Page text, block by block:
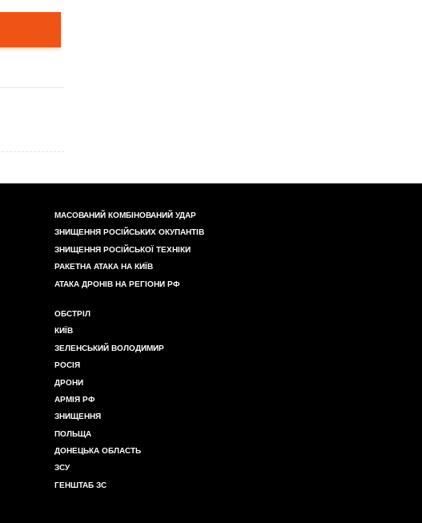
МАСОВАНИЙ КОМБІНОВАНИЙ УДАР
ЗНИЩЕННЯ РОСІЙСЬКИХ ОКУПАНТІВ
ЗНИЩЕННЯ РОСІЙСЬКОЇ ТЕХНІКИ
РАКЕТНА АТАКА НА КИЇВ
АТАКА ДРОНІВ НА РЕГІОНИ РФ
ОБСТРІЛ
КИЇВ
ЗЕЛЕНСЬКИЙ ВОЛОДИМИР
РОСІЯ
ДРОНИ
АРМІЯ РФ
ЗНИЩЕННЯ
ПОЛЬЩА
ДОНЕЦЬКА ОБЛАСТЬ
ЗСУ
ГЕНШТАБ ЗС